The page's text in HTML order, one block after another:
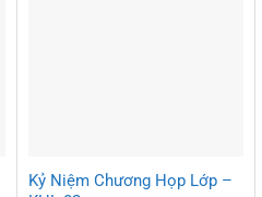
Kỷ Niệm Chương Họp Lớp –